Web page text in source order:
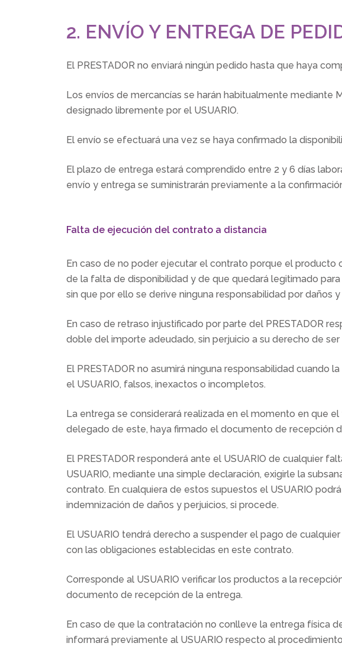
2. ENVÍO Y ENTREGA DE
El PRESTADOR no enviará ningún pedido hasta que haya
Los envíos de mercancías se harán habitualmente mediante
designado libremente por el USUARIO.
El envío se efectuará una vez se haya confirmado la
El plazo de entrega estará comprendido entre 2 y 6 días
envío y entrega se suministrarán previamente a la
Falta de ejecución del contrato a distancia
En caso de no poder ejecutar el contrato porque el producto
de la falta de disponibilidad y de que quedará legitimado
sin que por ello se derive ninguna responsabilidad por daños
En caso de retraso injustificado por parte del PRESTADOR
doble del importe adeudado, sin perjuicio a su derecho de
El PRESTADOR no asumirá ninguna responsabilidad
el USUARIO, falsos, inexactos o incompletos.
La entrega se considerará realizada en el momento en que
delegado de este, haya firmado el documento de recepción
El PRESTADOR responderá ante el USUARIO de cualquier
USUARIO, mediante una simple declaración, exigirle la
contrato. En cualquiera de estos supuestos el USUARIO
indemnización de daños y perjuicios, si procede.
El USUARIO tendrá derecho a suspender el pago de
con las obligaciones establecidas en este contrato.
Corresponde al USUARIO verificar los productos a la
documento de recepción de la entrega.
En caso de que la contratación no conlleve la entrega física
informará previamente al USUARIO respecto al